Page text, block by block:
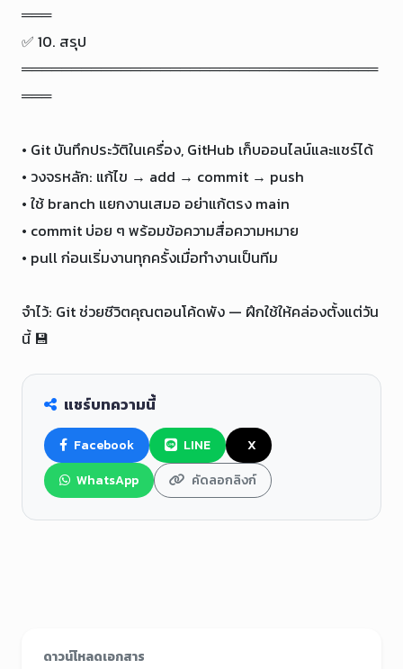
═══
✅ 10. สรุป
════════════════════════════════════
═══
• Git บันทึกประวัติในเครื่อง, GitHub เก็บออนไลน์และแชร์ได้
• วงจรหลัก: แก้ไข → add → commit → push
• ใช้ branch แยกงานเสมอ อย่าแก้ตรง main
• commit บ่อย ๆ พร้อมข้อความสื่อความหมาย
• pull ก่อนเริ่มงานทุกครั้งเมื่อทำงานเป็นทีม
จำไว้: Git ช่วยชีวิตคุณตอนโค้ดพัง — ฝึกใช้ให้คล่องตั้งแต่วัน
นี้ 💾
แชร์บทความนี้
Facebook LINE
X
WhatsApp
คัดลอกลิงก์
ดาวน์โหลดเอกสาร